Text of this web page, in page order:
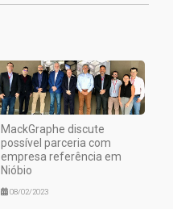
MackGraphe discute
possível parceria com
empresa referência em
Nióbio
08/02/2023